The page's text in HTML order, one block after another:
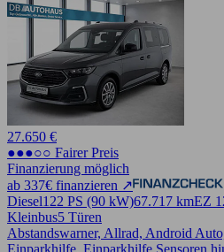
27.650 €
●●●○○ Fairer Preis
Finanzierung möglich
ab 337€ finanzieren ↗
Diesel122 PS (90 kW)67.717 kmEZ
Kleinbus5 Türen
Abstandswarner, Allrad, Android